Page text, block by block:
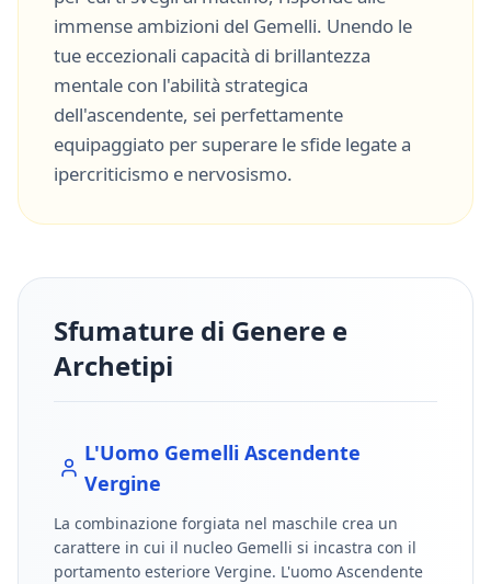
immense ambizioni del Gemelli. Unendo le
tue eccezionali capacità di brillantezza
mentale con l'abilità strategica
dell'ascendente, sei perfettamente
equipaggiato per superare le sfide legate a
ipercriticismo e nervosismo.
Sfumature di Genere e
Archetipi
L'Uomo GemelliAscendente
Vergine
La combinazione forgiata nel maschile crea un
carattere in cui il nucleo Gemelli si incastra con il
portamento esteriore Vergine. L'uomo Ascendente